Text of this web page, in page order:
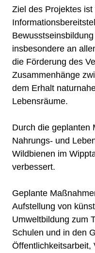
Ziel des Projektes
insbesondere an
die Förderung des
Zusammenhänge
dem Erhalt
Lebensräume.
Durch die geplanten
Nahrungs- und
Wildbienen im
verbessert.
Geplante
Aufstellung von
Umweltbildung zum
Schulen und in den
Öffentlichkeitsarbeit,